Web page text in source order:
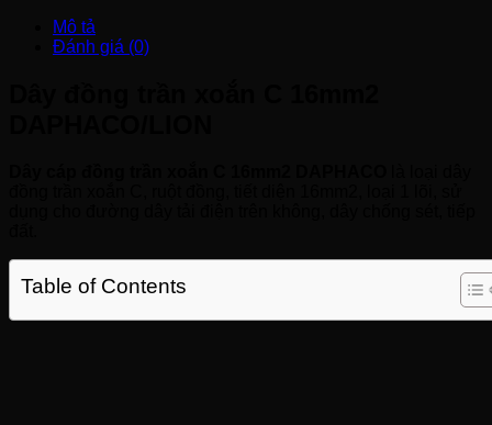
Mô tả
Đánh giá (0)
Table of Contents